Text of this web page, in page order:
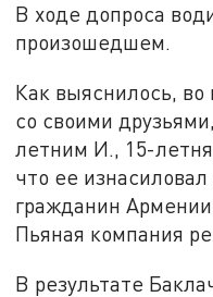
В ходе допроса
произошедшем.
Как выяснилось, во
со своими
летним И., 15-
что ее
гражданин
Пьяная компания
В результате